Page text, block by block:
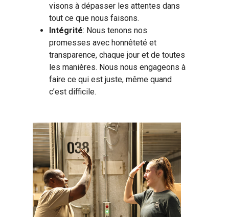
visons à dépasser les attentes dans
tout ce que nous faisons.
Intégrité: Nous tenons nos
promesses avec honnêteté et
transparence, chaque jour et de toutes
les manières. Nous nous engageons à
faire ce qui est juste, même quand
c’est difficile.